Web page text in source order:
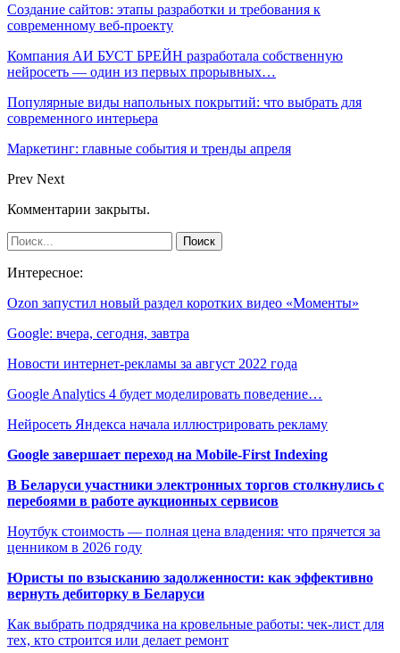
Создание сайтов: этапы разработки и требования к
современному веб-проекту
Компания АИ БУСТ БРЕЙН разработала собственную
нейросеть — один из первых прорывных…
Популярные виды напольных покрытий: что выбрать для
современного интерьера
Маркетинг: главные события и тренды апреля
Prev Next
Комментарии закрыты.
Интересное:
Ozon запустил новый раздел коротких видео «Моменты»
Google: вчера, сегодня, завтра
Новости интернет-рекламы за август 2022 года
Google Analytics 4 будет моделировать поведение…
Нейросеть Яндекса начала иллюстрировать рекламу
Google завершает переход на Mobile-First Indexing
В Беларуси участники электронных торгов столкнулись с
перебоями в работе аукционных сервисов
Ноутбук стоимость — полная цена владения: что прячется за
ценником в 2026 году
Юристы по взысканию задолженности: как эффективно
вернуть дебиторку в Беларуси
Как выбрать подрядчика на кровельные работы: чек-лист для
тех, кто строится или делает ремонт